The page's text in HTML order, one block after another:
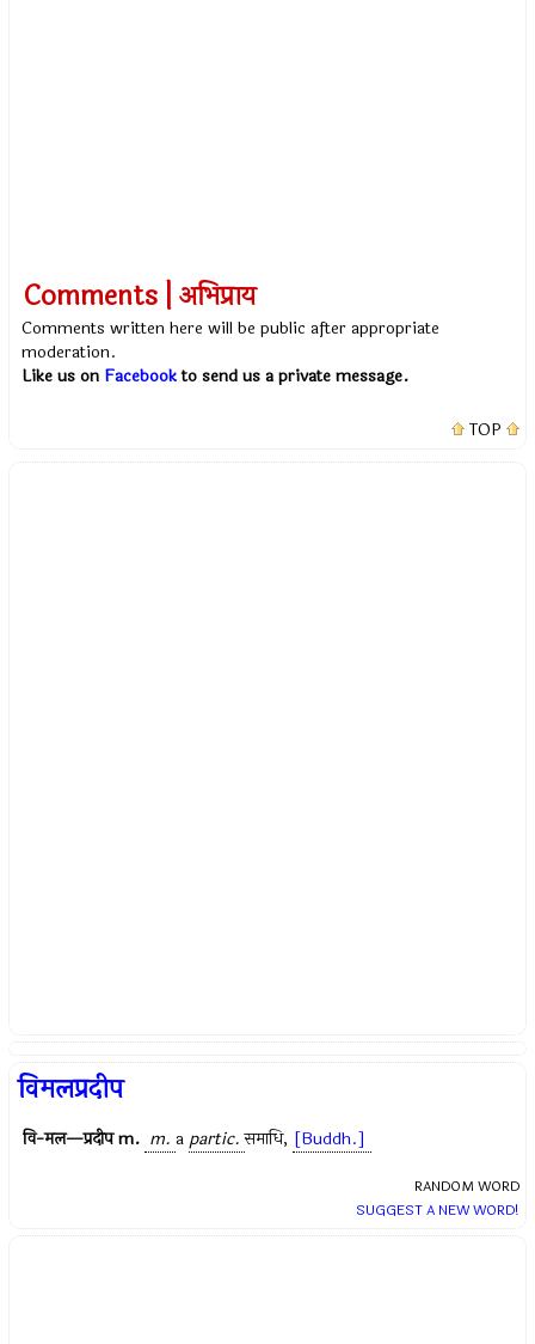
Comments | अभिप्राय
Comments written here will be public after appropriate
moderation.
Like us on Facebookto send us a private message.
TOP
विमलप्रदीप
वि-मल—प्रदीपm. m. apartic. समाधि, [Buddh.]
RANDOM WORD
SUGGEST A NEW WORD!